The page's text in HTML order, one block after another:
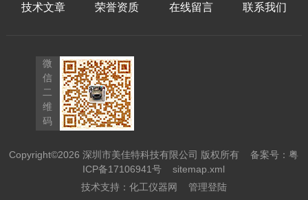
技术文章 荣誉资质 在线留言 联系我们
微
信
二
维
码
Copyright©2026 深圳市美佳特科技有限公司 版权所有备案号：粤
ICP备17106941号
sitemap.xml
技术支持： 化工仪器网 管理登陆